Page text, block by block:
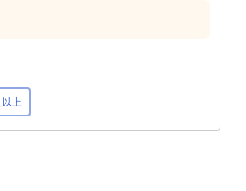
上